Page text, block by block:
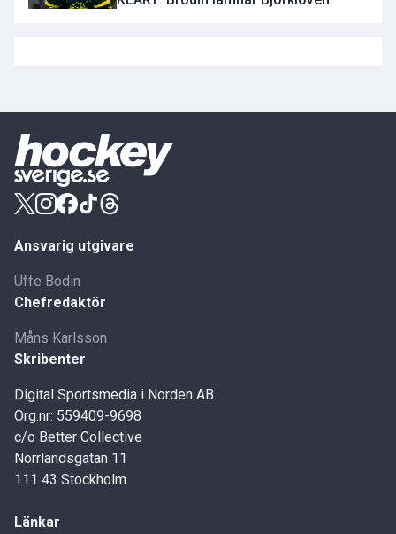
Ansvarig utgivare
Uffe Bodin
Chefredaktör
Måns Karlsson
Skribenter
Digital Sportsmedia i Norden AB
Org.nr: 559409-9698
c/o Better Collective
Norrlandsgatan 11
111 43 Stockholm
Länkar